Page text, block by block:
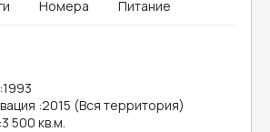
Номера Питание
:1993
:2015 (Вся территория)
:3 500 кв.м.